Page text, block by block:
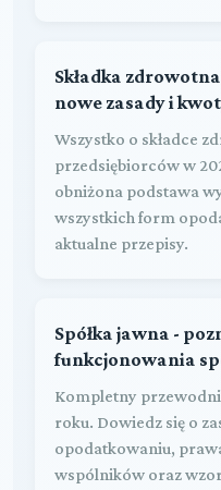
Składka
nowe zasady i
Wszystko o składce
przedsiębiorców w
obniżona podstawa
wszystkich form
aktualne przepisy.
Spółka jawna -
funkcjonowania
Kompletny
roku. Dowiedz się o
opodatkowaniu,
wspólników oraz